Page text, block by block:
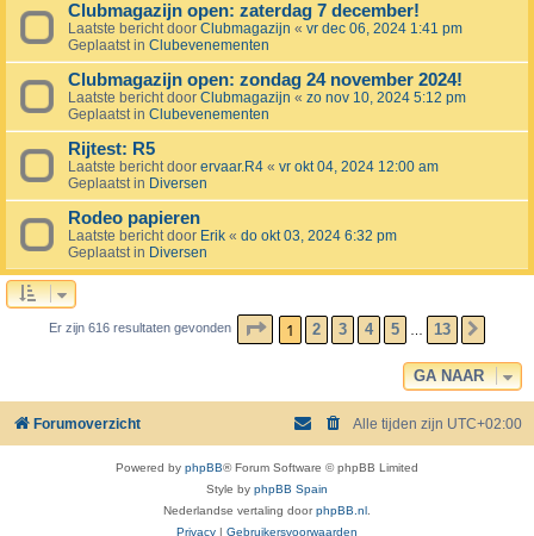
Clubmagazijn open: zaterdag 7 december!
Laatste bericht door Clubmagazijn « vr dec 06, 2024 1:41 pm
Geplaatst in Clubevenementen
Clubmagazijn open: zondag 24 november 2024!
Laatste bericht door Clubmagazijn « zo nov 10, 2024 5:12 pm
Geplaatst in Clubevenementen
Rijtest: R5
Laatste bericht door ervaar.R4 « vr okt 04, 2024 12:00 am
Geplaatst in Diversen
Rodeo papieren
Laatste bericht door Erik « do okt 03, 2024 6:32 pm
Geplaatst in Diversen
Er zijn 616 resultaten gevonden PAGINA VAN 13
1 2 3 4 5 13
GA NAAR
Forumoverzicht Alle tijden zijn UTC+02:00
Powered by phpBB® Forum Software © phpBB Limited
Style by phpBB Spain
Nederlandse vertaling doorphpBB.nl .
Privacy
Gebruikersvoorwaarden